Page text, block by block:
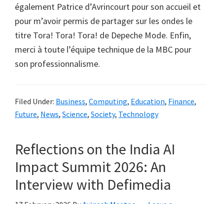
également Patrice d’Avrincourt pour son accueil et
pour m’avoir permis de partager sur les ondes le
titre Tora! Tora! Tora! de Depeche Mode. Enfin,
merci à toute l’équipe technique de la MBC pour
son professionnalisme.
Filed Under: Business, Computing, Education, Finance,
Future, News, Science, Society, Technology
Reflections on the India AI
Impact Summit 2026: An
Interview with Defimedia